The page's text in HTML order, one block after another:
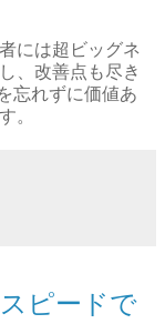
には超ビッグネ
、改善点も尽き
忘れずに価値あ
。
ピードで